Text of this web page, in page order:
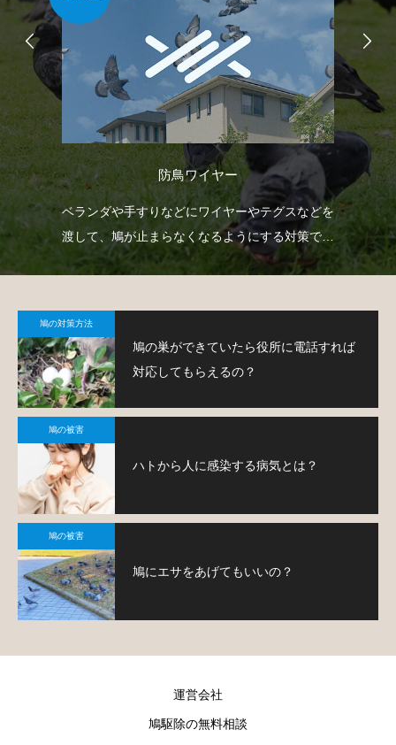
防鳥ワイヤー
ベランダや手すりなどにワイヤーやテグスなどを
渡して、鳩が止まらなくなるようにする対策で
す。
鳩の対策方法
鳩の巣ができていたら役所に電話すれば
対応してもらえるの？
鳩の被害
ハトから人に感染する病気とは？
鳩の被害
鳩にエサをあげてもいいの？
運営会社
鳩駆除の無料相談